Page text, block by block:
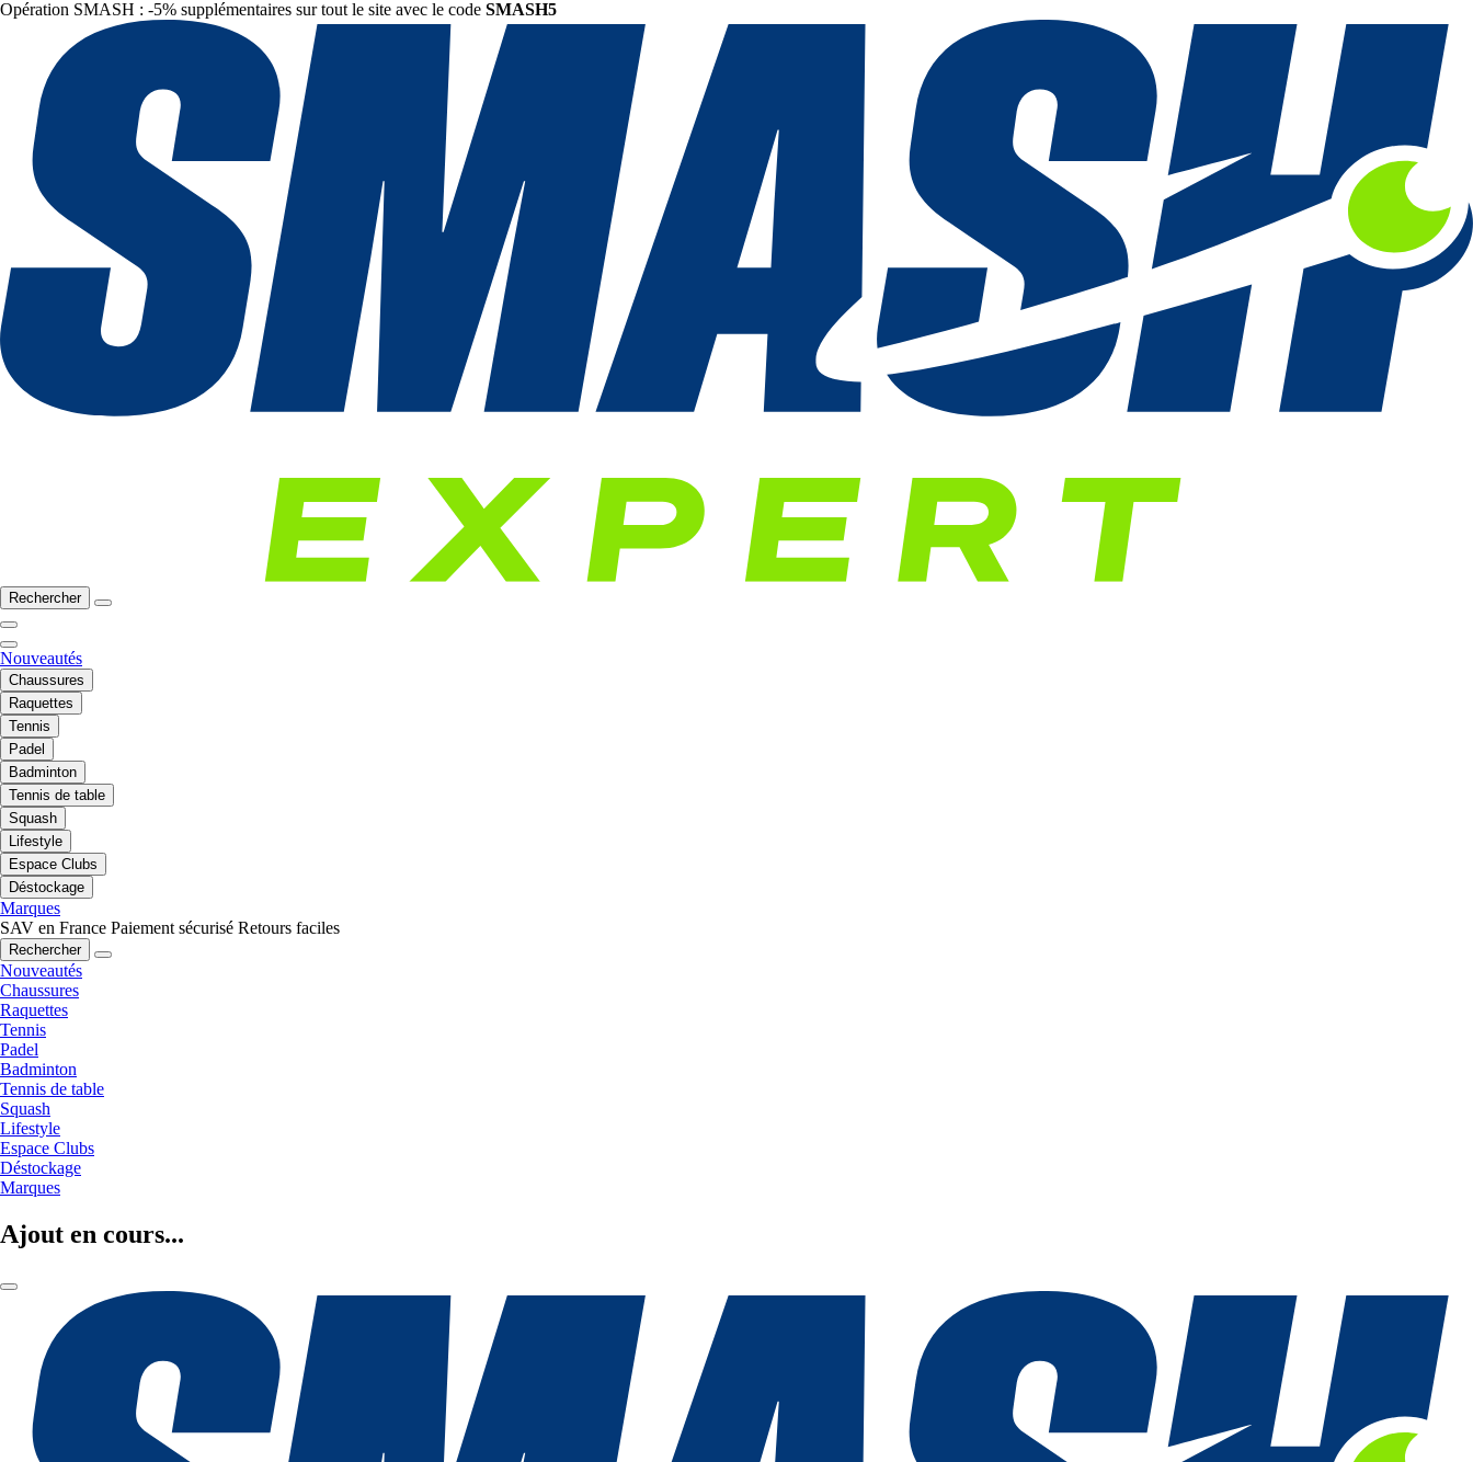
Opération SMASH : -5% supplémentaires sur tout le site avec le code SMASH5
Rechercher
Nouveautés
Chaussures
Raquettes
Tennis
Padel
Badminton
Tennis de table
Squash
Lifestyle
Espace Clubs
Déstockage
Marques
SAV en France Paiement sécurisé Retours faciles
Rechercher
Nouveautés
Chaussures
Raquettes
Tennis
Padel
Badminton
Tennis de table
Squash
Lifestyle
Espace Clubs
Déstockage
Marques
Ajout en cours...